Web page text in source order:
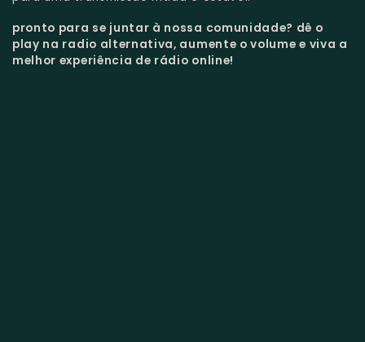
pronto para se juntar à nossa comunidade? dê o
play na radio alternativa, aumente o volume e viva a
melhor experiência de rádio online!